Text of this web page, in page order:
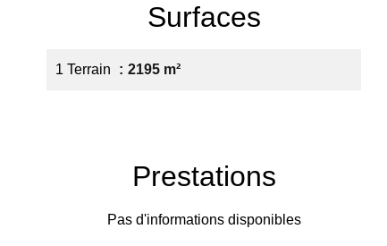
Surfaces
1 Terrain 2195 m²
Prestations
Pas d'informations disponibles